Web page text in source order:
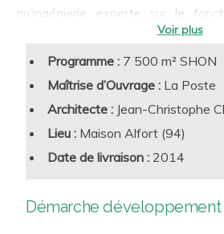
qu’ingénierie experte sur le
mire la qualité d’usage et la
A ce titre, chaque disposition
terme ainsi que pour les
s’inscrit dans une logique
démarches visées par notre
nos clients des approches sur-
Programme : 7 500 m² SHON
Maîtrise d’Ouvrage : La Poste
Architecte : Jean-Christophe
Lieu : Maison Alfort (94)
Date de livraison : 2014
Démarche